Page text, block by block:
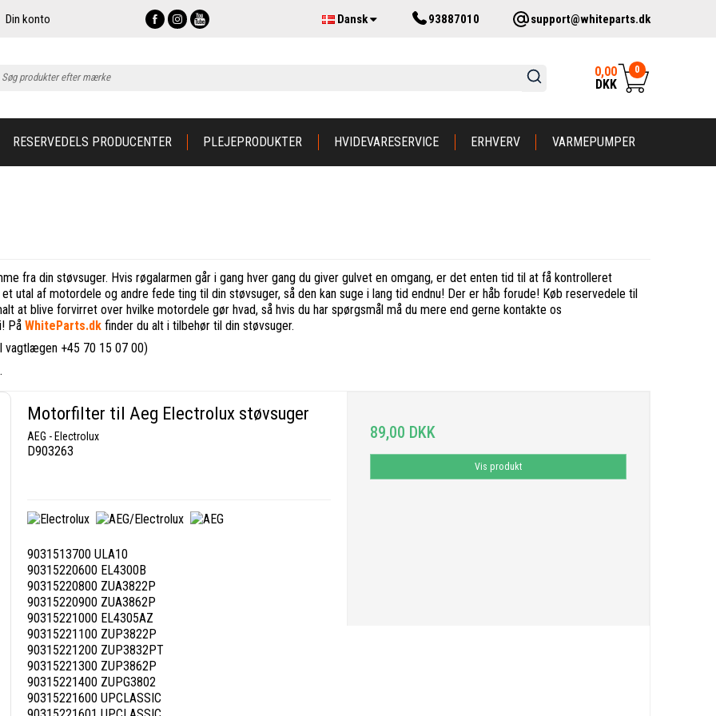
Din konto Dansk 93887010 support@whiteparts.dk
0,00
DKK
0
RESERVEDELS PRODUCENTER PLEJEPRODUKTER HVIDEVARESERVICE ERHVERV VARMEPUMPER
fra din støvsuger. Hvis røgalarmen går i gang hver gang du giver gulvet en omgang, er det enten tid til at få kontrolleret
af motordele og andre fede ting til din støvsuger, så den kan suge i lang tid endnu! Der er håb forude! Køb reservedele til
at blive forvirret over hvilke motordele gør hvad, så hvis du har spørgsmål må du mere end gerne kontakte os
På WhiteParts.dk finder du alt i tilbehør til din støvsuger.
vagtlægen +45 70 15 07 00)
Motorfilter til Aeg Electrolux støvsuger
AEG - Electrolux
D903263
9031513700 ULA10
90315220600 EL4300B
90315220800 ZUA3822P
90315220900 ZUA3862P
90315221000 EL4305AZ
90315221100 ZUP3822P
90315221200 ZUP3832PT
90315221300 ZUP3862P
90315221400 ZUPG3802
90315221600 UPCLASSIC
89,00 DKK
Vis produkt